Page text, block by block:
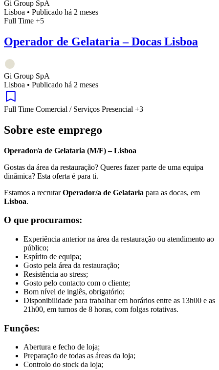
Gi Group SpA
Lisboa • Publicado há 2 meses
Full Time +5
Operador de Gelataria – Docas Lisboa
Gi Group SpA
Lisboa • Publicado há 2 meses
Full Time Comercial / Serviços Presencial +3
Sobre este emprego
Operador/a de Gelataria (M/F) – Lisboa
Gostas da área da restauração? Queres fazer parte de uma equipa
dinâmica? Esta oferta é para ti.
Estamos a recrutarOperador/a de Gelataria para as docas, em
Lisboa.
O que procuramos:
Experiência anterior na área da restauração ou atendimento ao
público;
Espírito de equipa;
Gosto pela área da restauração;
Resistência ao stress;
Gosto pelo contacto com o cliente;
Bom nível de inglês, obrigatório;
Disponibilidade para trabalhar em horários entre as 13h00 e as
21h00, em turnos de 8 horas, com folgas rotativas.
Funções:
Abertura e fecho de loja;
Preparação de todas as áreas da loja;
Controlo do stock da loja;